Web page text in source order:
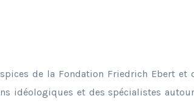
de la Fondation Friedrich Ebert
idéologiques et des spécialistes